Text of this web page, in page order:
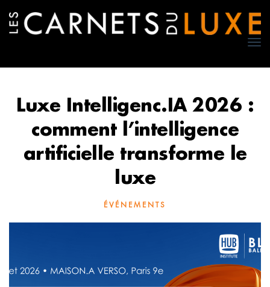
Luxe Intelligenc.IA 2026 :
comment l’intelligence
artificielle transforme le
luxe
ÉVÉNEMENTS